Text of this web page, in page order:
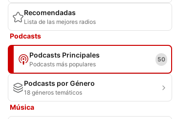
Recomendadas
Lista de las mejores radios
Podcasts
Podcasts Principales
Podcasts más populares
50
Podcasts por Género
18 géneros temáticos
Música